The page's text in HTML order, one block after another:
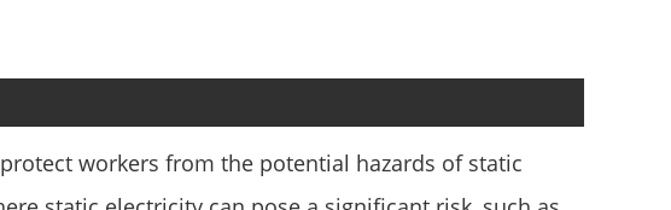
workers from the potential hazards of static